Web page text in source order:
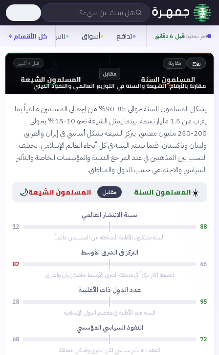
هل تبحث عن شيء؟
آخر تحديثقبل 6 دقائق تدافع أسواق ناس روح
كل الأقسام
روح مقارنة قبل 4 أشهر ☀️
المسلمون السنة مقابل 🌙
المسلمون الشيعة
مقارنة بالأرقام: الشيعة والسنة في التوزيع العالمي والنفوذ الديني
يشكل المسلمون السنة حوالي 85-90% من إجمالي المسلمين عالمياً بما
يقرب من 1.5 مليار نسمة، بينما يمثل الشيعة نحو 10-15% بحوالي
200-250 مليون معتنق. يتركز الشيعة بشكل أساسي في إيران والعراق
ولبنان وباكستان، فيما ينتشر السنة في كل أنحاء العالم الإسلامي. تختلف
النسب بين المذهبين في عدد المراجع الدينية والمؤسسات الخاصة والتأثير
السياسي والاجتماعي حسب الدول والمناطق.
☀️المسلمون السنة مقابل المسلمون الشيعة🌙
نسبة الانتشار العالمي
88
12
السنة يشكلون الأغلبية الساحقة من المسلمين عالمياً
التركز في الشرق الأوسط
65
82
الشيعة أكثر تركزاً في منطقة الشرق الأوسط خاصة إيران والعراق
عدد الدول ذات الأغلبية
95
28
السنة هم الأغلبية في معظم الدول الإسلامية
النفوذ السياسي المؤسسي
72
68
كلاهما له تأثير سياسي لكن بطرق وأماكن مختلفة